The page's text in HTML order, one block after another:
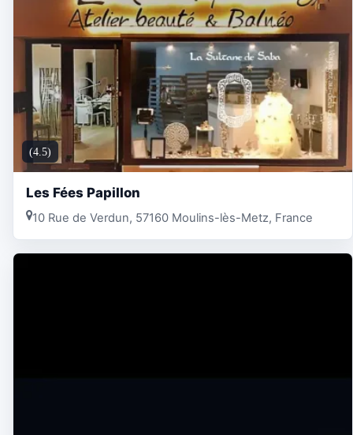
(4.5)
Les Fées Papillon
10 Rue de Verdun, 57160 Moulins-lès-Metz, France